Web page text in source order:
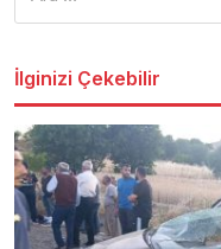
İlginizi Çekebilir